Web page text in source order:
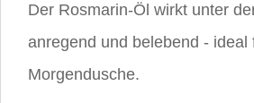
Der Rosmarin-Öl wirkt unter
anregend und belebend - ideal
Morgendusche.